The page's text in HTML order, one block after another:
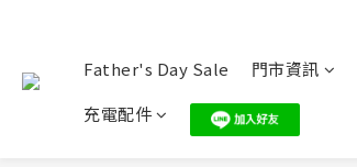
Father's Day Sale 門市資訊
充電配件